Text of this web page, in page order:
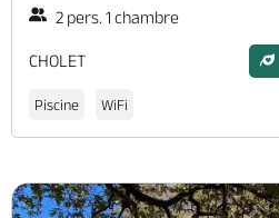
2 pers. 1 chambre
CHOLET
Piscine WiFi